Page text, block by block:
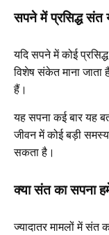
सपने में प्रसिद्ध संत
यदि सपने में कोई
विशेष संकेत माना
हैं।
यह सपना कई बार यह
जीवन में कोई बड़ी
सकता है।
क्या संत का सपना
ज्यादातर मामलों में संत